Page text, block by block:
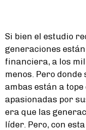
Si bien el estudio
generaciones
financiera, a los
menos. Pero donde
ambas están a
apasionadas por
era que las
líder. Pero, con